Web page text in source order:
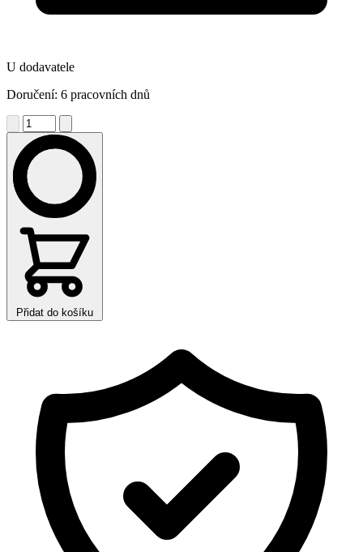
U dodavatele
Doručení: 6 pracovních dnů
Přidat do košíku